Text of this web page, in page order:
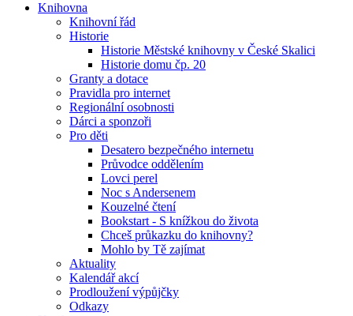
Knihovna
Knihovní řád
Historie
Historie Městské knihovny v České Skalici
Historie domu čp. 20
Granty a dotace
Pravidla pro internet
Regionální osobnosti
Dárci a sponzoři
Pro děti
Desatero bezpečného internetu
Průvodce oddělením
Lovci perel
Noc s Andersenem
Kouzelné čtení
Bookstart - S knížkou do života
Chceš průkazku do knihovny?
Mohlo by Tě zajímat
Aktuality
Kalendář akcí
Prodloužení výpůjčky
Odkazy